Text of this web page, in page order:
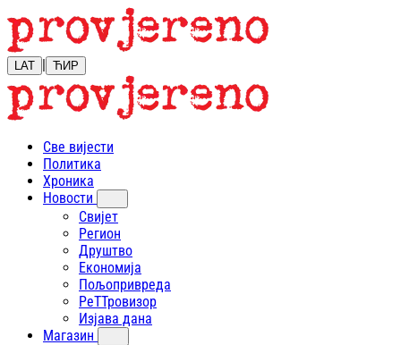
LAT | ЋИР
Све вијести
Политика
Хроника
Новости
Свијет
Регион
Друштво
Економија
Пољопривреда
РеТТровизор
Изјава дана
Магазин